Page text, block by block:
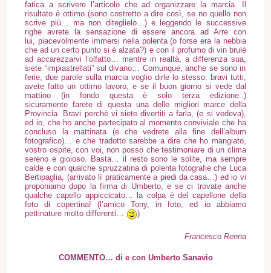
fatica a scrivere l’articolo che ad organizzare la marcia. Il
risultato è ottimo (sono costretto a dire così, se no quello non
scrive più… ma non diteglielo…) e leggendo le successive
righe avrete la sensazione di essere ancora ad Arre con
lui, piacevolmente immersi nella polenta (o forse era la nebbia
che ad un certo punto si è alzata?) e con il profumo di vin brulè
ad accarezzarvi l’olfatto… mentre in realtà, a differenza sua,
siete “impiastrellati” sul divano… Comunque, anche se sono in
ferie, due parole sulla marcia voglio dirle lo stesso: bravi tutti,
avete fatto un ottimo lavoro, e se il buon giorno si vede dal
mattino (in fondo questa è solo terza edizione..)
sicuramente farete di questa una delle migliori marce della
Provincia. Bravi perchè vi siete divertiti a farla, (e si vedeva),
ed io, che ho anche partecipato al momento conviviale che ha
concluso la mattinata (e che vedrete alla fine dell’album
fotografico)… e che tradotto sarebbe a dire che ho mangiato,
vostro ospite, con voi, non posso che testimoniare di un clima
sereno e gioioso. Basta… il resto sono le solite, ma sempre
calde e con qualche spruzzatina di polenta fotografie che Luca
Bertipaglia, (arrivato lì praticamente a piedi da casa…) ed io vi
proponiamo dopo la firma di Umberto, e se ci trovate anche
qualche capello appiccicato… la colpa è del capellone della
foto di copertina! (l’amico Tony, in foto, ed io abbiamo
pettinature molto differenti…
)
Francesco Renna
COMMENTO… di e con Umberto Sanavio